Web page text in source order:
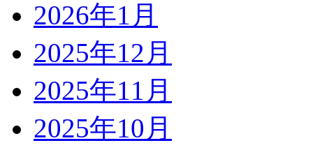
2026年1月
2025年12月
2025年11月
2025年10月